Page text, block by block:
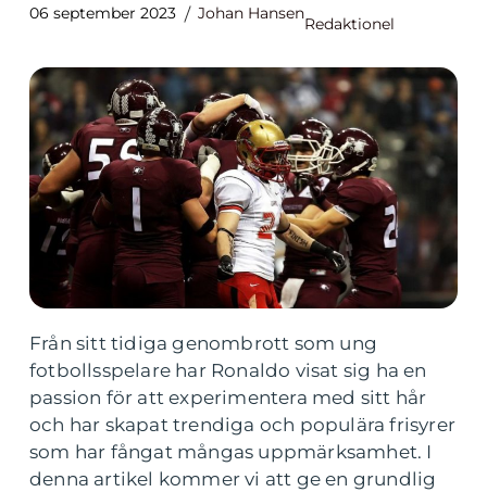
06 september 2023 Johan Hansen
Redaktionel
Från sitt tidiga genombrott som ung
fotbollsspelare har Ronaldo visat sig ha en
passion för att experimentera med sitt hår
och har skapat trendiga och populära frisyrer
som har fångat mångas uppmärksamhet. I
denna artikel kommer vi att ge en grundlig